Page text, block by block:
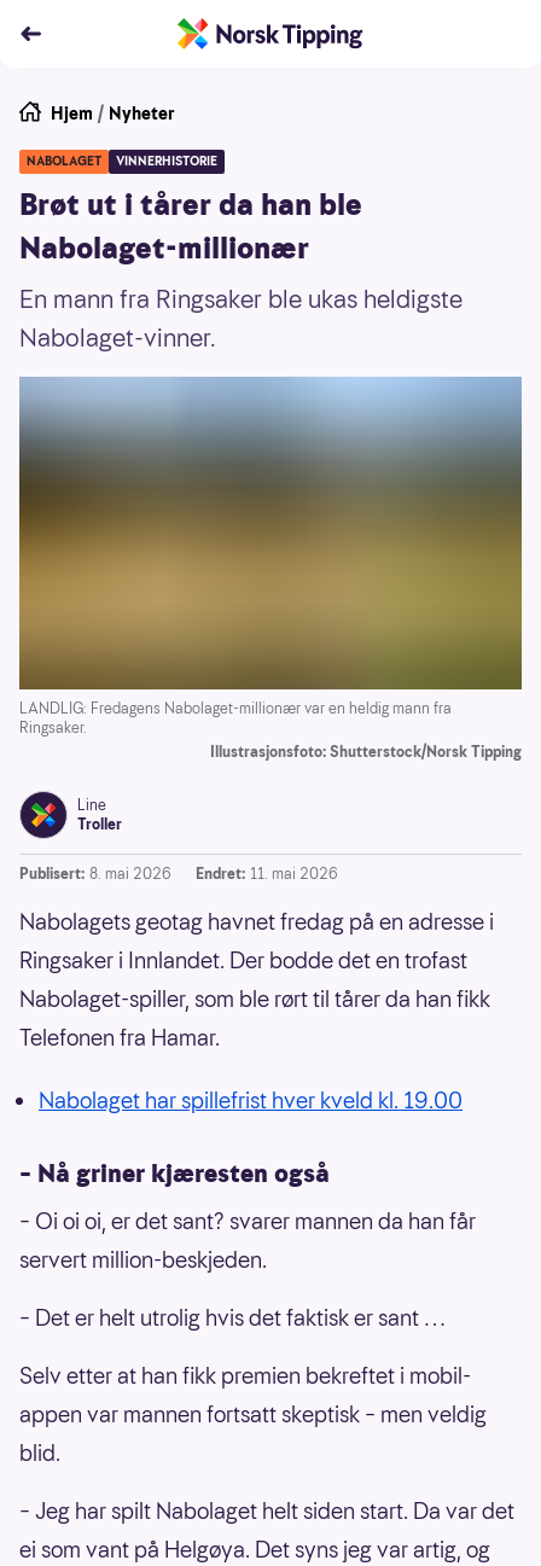
Hjem / Nyheter
NABOLAGET VINNERHISTORIE
Brøt ut i tårer da han ble
Nabolaget-millionær
En mann fra Ringsaker ble ukas heldigste
Nabolaget-vinner.
LANDLIG: Fredagens Nabolaget-millionær var en heldig mann fra
Ringsaker.
Illustrasjonsfoto: Shutterstock/Norsk Tipping
Line
Troller
Publisert: 8. mai 2026 Endret: 11. mai 2026
Nabolagets geotag havnet fredag på en adresse i
Ringsaker i Innlandet. Der bodde det en trofast
Nabolaget-spiller, som ble rørt til tårer da han fikk
Telefonen fra Hamar.
Nabolaget har spillefrist hver kveld kl. 19.00
– Nå griner kjæresten også
– Oi oi oi, er det sant? svarer mannen da han får
servert million-beskjeden.
– Det er helt utrolig hvis det faktisk er sant …
Selv etter at han fikk premien bekreftet i mobil-
appen var mannen fortsatt skeptisk – men veldig
blid.
– Jeg har spilt Nabolaget helt siden start. Da var det
ei som vant på Helgøya. Det syns jeg var artig, og